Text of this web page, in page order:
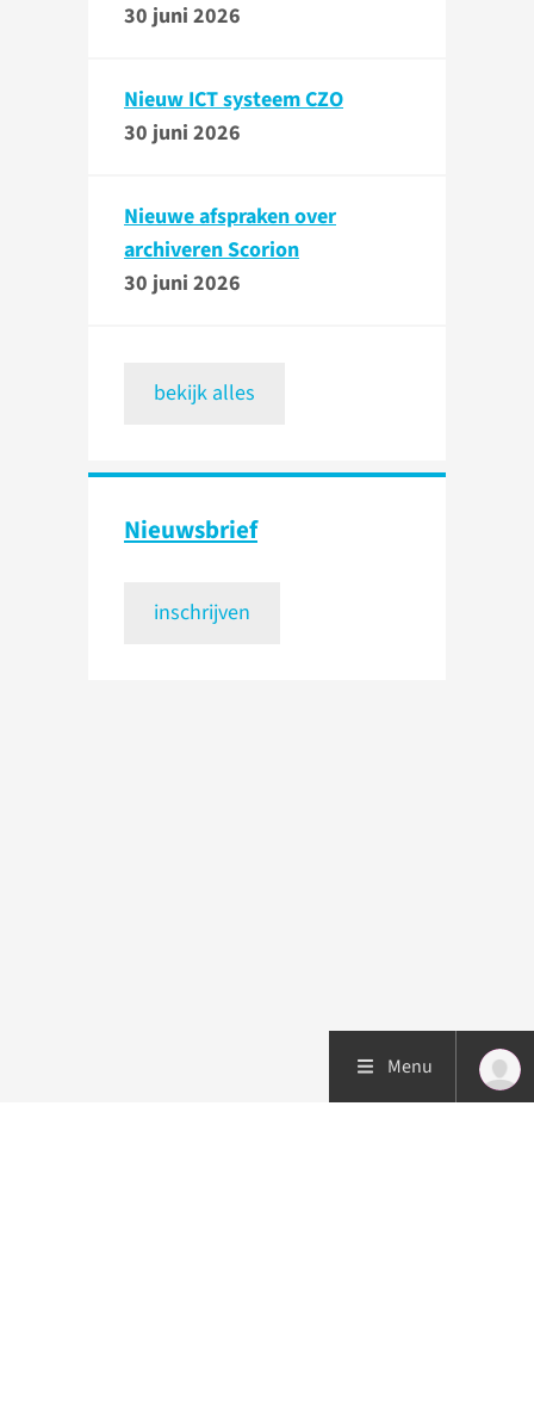
30 juni 2026
Nieuw ICT systeem CZO
30 juni 2026
Nieuwe afspraken over
archiveren Scorion
30 juni 2026
bekijk alles
Nieuwsbrief
inschrijven
Menu